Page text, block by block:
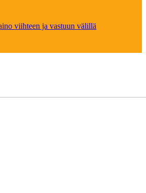
viihteen ja vastuun välillä